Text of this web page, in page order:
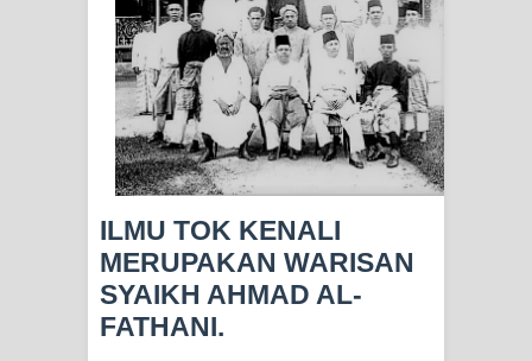
Zikir
AHLI SUFFAH: GOLONGAN SUFI
PERTAMA DI ZAMAN RASULULLAH
SAW?
Integritas amanah.
WAHDATUL WUJUD (IBNU ARABI)
DAN WAHDATUS SYUHUD (AHMAD
ILMU TOK KENALI
MERUPAKAN WARISAN
SYAIKH AHMAD AL-
FATHANI.